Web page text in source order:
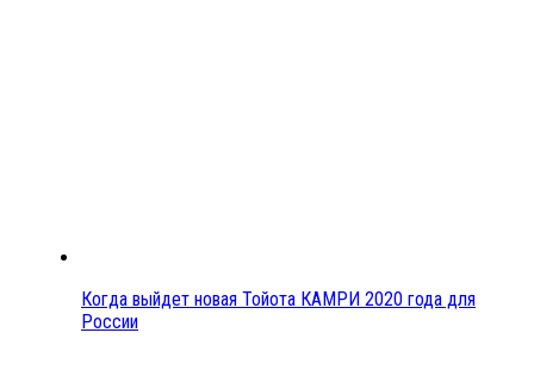
Когда выйдет новая Тойота КАМРИ 2020 года для
России